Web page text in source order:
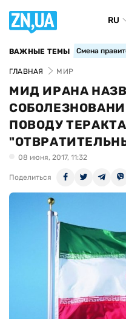
RU
ВАЖНЫЕ ТЕМЫ Смена
ГЛАВНАЯ МИР
МИД ИРАНА
ПОВОДУ ТЕРАКТА
08 июня, 2017, 11:32
Поделиться